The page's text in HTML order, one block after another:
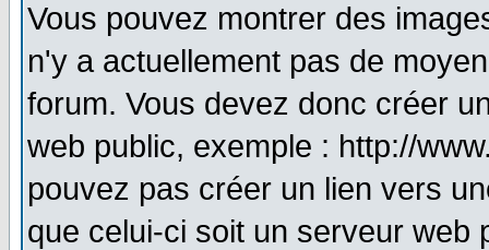
Vous pouvez montrer des
n'y a actuellement pas de
forum. Vous devez donc créer
web public, exemple : http://
pouvez pas créer un lien vers
que celui-ci soit un serveur web